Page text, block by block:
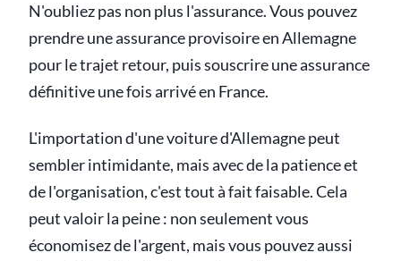
N'oubliez pas non plus l'assurance. Vous pouvez
prendre une assurance provisoire en Allemagne
pour le trajet retour, puis souscrire une assurance
définitive une fois arrivé en France.
L'importation d'une voiture d'Allemagne peut
sembler intimidante, mais avec de la patience et
de l'organisation, c'est tout à fait faisable. Cela
peut valoir la peine : non seulement vous
économisez de l'argent, mais vous pouvez aussi